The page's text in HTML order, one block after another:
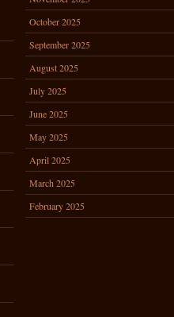
October 2025
September 2025
August 2025
July 2025
June 2025
May 2025
April 2025
March 2025
February 2025